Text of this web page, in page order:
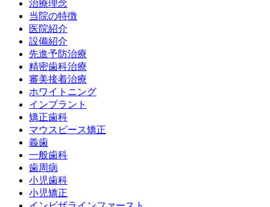
治療理念
当院の特徴
医院紹介
設備紹介
先進予防治療
精密歯科治療
審美接着治療
ホワイトニング
インプラント
矯正歯科
マウスピース矯正
義歯
一般歯科
歯周病
小児歯科
小児矯正